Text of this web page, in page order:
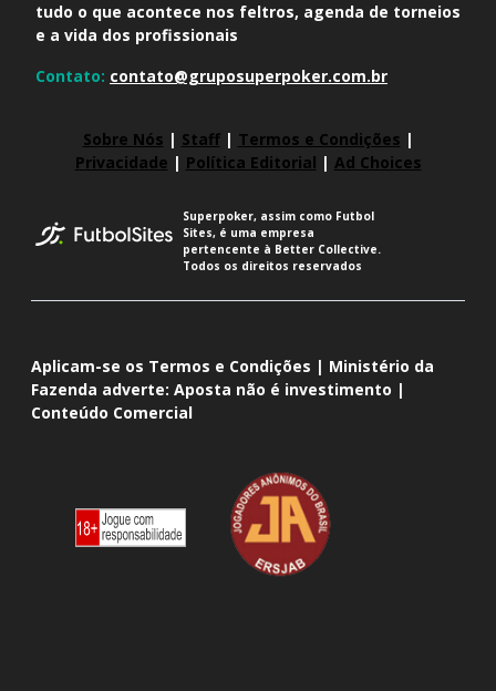
tudo o que acontece nos feltros, agenda de torneios
e a vida dos profissionais
Contato: contato@gruposuperpoker.com.br
Sobre Nós | Staff| Termos e Condições |
Privacidade | Política Editorial | Ad Choices
Superpoker, assim como Futbol
Sites, é uma empresa
pertencente à Better Collective.
Todos os direitos reservados
Aplicam-se os Termos e Condições | Ministério da
Fazenda adverte: Aposta não é investimento |
Conteúdo Comercial